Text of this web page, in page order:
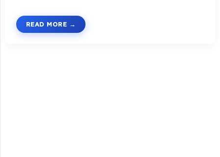
READ MORE